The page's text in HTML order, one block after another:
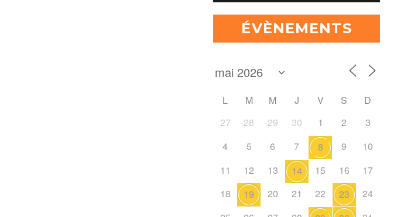
ÉVÈNEMENTS
L M M J V S
D
27
28 29 30 1 2
3
4
5 6 7 8 9
10
11
12 13 14 15 16
17
18
19 20 21 22 23
24